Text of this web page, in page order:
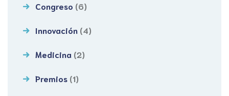
Congreso (6)
Innovación (4)
Medicina (2)
Premios (1)